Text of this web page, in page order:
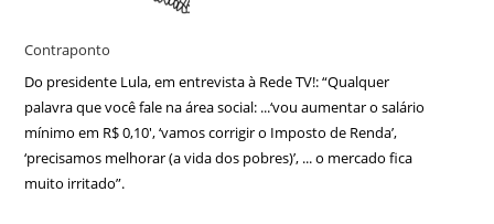
Contraponto
Do presidente Lula, em entrevista à Rede TV!: “Qualquer
palavra que você fale na área social: ...‘vou aumentar o salário
mínimo em R$ 0,10′, ‘vamos corrigir o Imposto de Renda’,
‘precisamos melhorar (a vida dos pobres)’, ... o mercado fica
muito irritado”.